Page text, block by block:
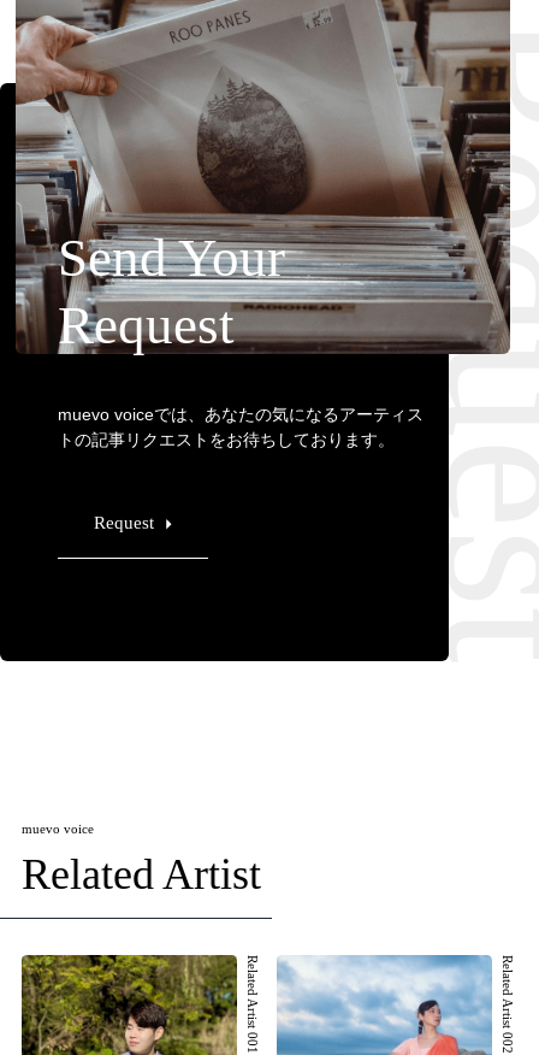
Send Your
Request
muevo voiceでは、あなたの気になるアーティス
トの記事リクエストをお待ちしております。
Request
muevo voice
Related Artist
Related Artist 001 Related Artist 002